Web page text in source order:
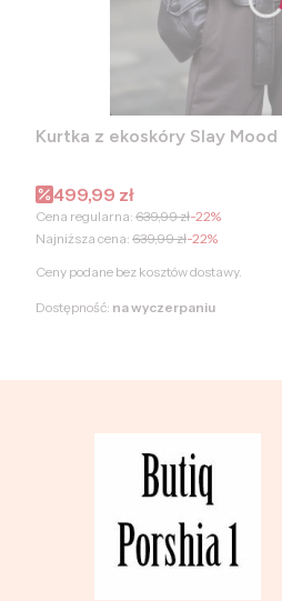
Cena promocyjna
499,99 zł
Cena regularna: 639,99 zł-22%
Najniższa cena: 639,99 zł-22%
Ceny podane bez kosztów dostawy.
Dostępność: na wyczerpaniu